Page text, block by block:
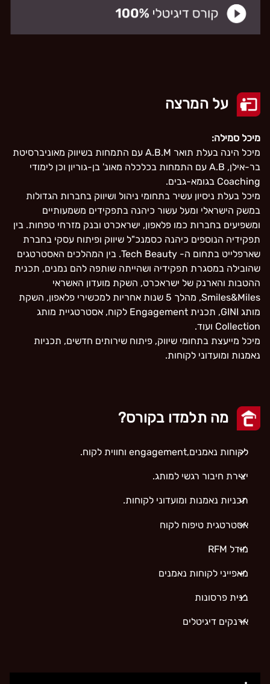
על המרצה
מיכל סמילה:
מיכל הינה בעלת תואר A.B.M עם התמחות בשיווק מאוניברסיטת
בר-אילן, A.B עם התמחות בכלכלה מאונ' בן-גוריון וכן לימודי
Coaching בגומא-גבים.
מיכל בעלת ניסיון עשיר בתחומי ניהול ושיווק בחברות הגדולות
במשק הישראלי ומעל עשור כיהנה בתפקידים משמעותיים
ומשפיעים בחברות כמו פלאפון, ישראכרט ובנק מזרחי טפחות. בין
תפקידיה הנוספים כיהנה כסמנכ"ל שיווק ופיתוח עסקי בחברת
שארפלייט בתחום ה- Tech Beauty. בין המהלכים האסטרטגים
שהובילה במסגרת תפקידיה ושהייתה שותפה להם נמנים, תכנית
ההטבות והארנק של ישראכרט, השקת מועדון האשראי
Smiles&Miles, מהלך 5 שנות אחריות למכשירי פלאפון, השקת
מותג GINI, תכנית Engagement לקוח, אסטרטגיית מותג
Collection ועוד.
מיכל מייעצת בתחומי שיווק, פיתוח שירותים חדשים, תכניות
נאמנות ומועדוני לקוחות.
מה תלמדו בקורס?
לקוחות נאמנים,engagement וחווית לקוח.
יצירת חיבור רגשי למותג.
תכניות נאמנות ומועדוני לקוחות.
אסטרטגית טיפוח לקוח
מודל RFM
מאפייני לקוחות נאמנים
בנית פרסונות
ארנקים דיגיטלים